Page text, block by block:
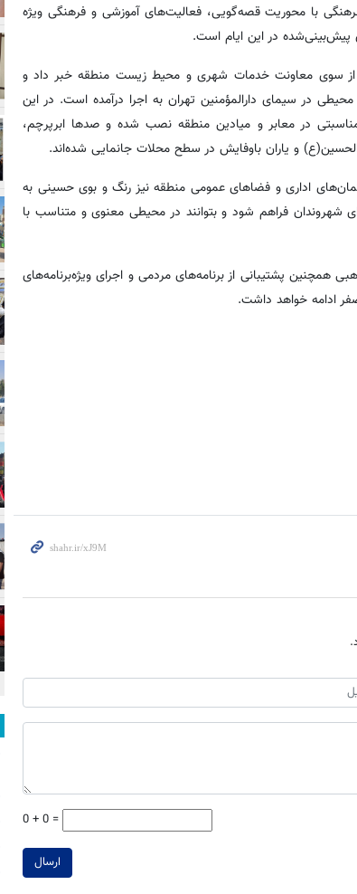
فرهنگی با محوریت قصه‌گویی، فعالیت‌های آموزشی و فرهنگی ویژه
پیش‌بینی‌شده در این ایام است.
سوی معاونت خدمات شهری و محیط زیست منطقه خبر داد و
در سیمای دارالمؤمنین تهران به اجرا درآمده است. در این
المان‌های مناسبتی در معابر و میادین منطقه نصب شده و صدها ابرپرچم،
و یاران باوفایش در سطح محلات جانمایی شده‌اند.
اداری و فضاهای عمومی منطقه نیز رنگ و بوی حسینی به
شهروندان فراهم شود و بتوانند در محیطی معنوی و متناسب با
مذهبی همچنین پشتیبانی از برنامه‌های مردمی و اجرای ویژه‌برنامه‌های
ادامه خواهد داشت.
0 + 0 =
ارسال